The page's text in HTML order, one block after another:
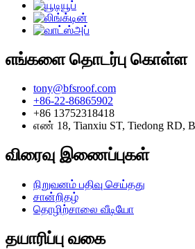
எங்களை தொடர்பு கொள்ள
tony@bfsroof.com
+86-22-86865902
+86 13752318418
எண் 18, Tianxiu ST, Tiedong RD,
விரைவு இணைப்புகள்
நிறுவனம் பதிவு செய்தது
சான்றிதழ்
தொழிற்சாலை வீடியோ
தயாரிப்பு வகை